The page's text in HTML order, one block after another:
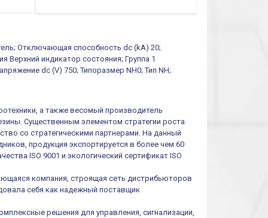
Отключающая способность dc (kA) 20;
Верхний индикатор состояния; Группа 1
dc (V) 750; Типоразмер NH0; Тип NH;
а также весомый производитель
Существенным элементом стратегии роста
со стратегическими партнерами. На данный
продукция экспортируется в более чем 60
ISO 9001 и экологический сертификат ISO
компания, строящая сеть дистрибьюторов
себя как надежный поставщик
решения для управления, сигнализации,